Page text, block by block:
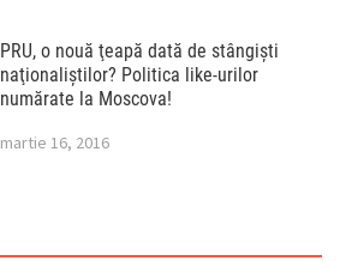
PRU, o nouă ţeapă dată de stângişti
naţionaliştilor? Politica like-urilor
numărate la Moscova!
martie 16, 2016